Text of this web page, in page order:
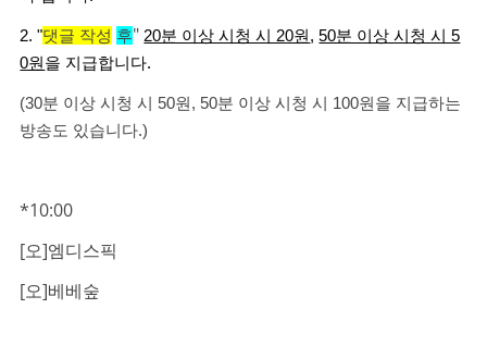
2. "댓글 작성 후" 20분 이상 시청 시 20원,50분 이상 시청 시 5
0원을 지급합니다.
(30분 이상 시청 시 50원, 50분 이상 시청 시 100원을 지급하는
방송도 있습니다.)
*10:00
[오]엠디스픽
[오]베베숲